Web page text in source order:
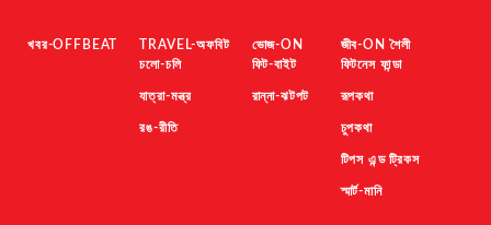
খবর-OFFBEAT
TRAVEL-অফবিট
চলো-চলি
যাত্রা-মন্ত্র
রঙ-রীতি
ভোজ-ON
ফিট-বাইট
রান্না-ঝটপট
জীব-ON শৈলী
ফিটনেস ফান্ডা
রূপকথা
চুপকথা
টিপস এন্ড ট্রিকস
স্মার্ট-মানি